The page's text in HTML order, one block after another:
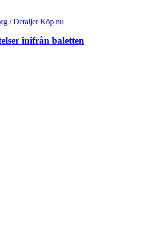
/ Detaljer Köp nu
inifrån baletten